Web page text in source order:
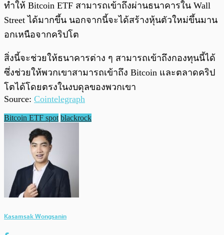
ทำให้ Bitcoin ETF สามารถเข้าถึงผ่านธนาคารใน Wall
Street ได้มากขึ้น นอกจากนี้จะได้สร้างหุ้นตัวใหม่ขึ้นมาน
อกเหนือจากคริปโต
สิ่งนี้จะช่วยให้ธนาคารต่าง ๆ สามารถเข้าถึงกองทุนนี้ได้
ซึ่งช่วยให้พวกเขาสามารถเข้าถึง Bitcoin และตลาดคริป
โตได้โดยตรงในงบดุลของพวกเขา
Source: Cointelegraph
Bitcoin ETF spot blackrock
Kasamsak Wongsanin